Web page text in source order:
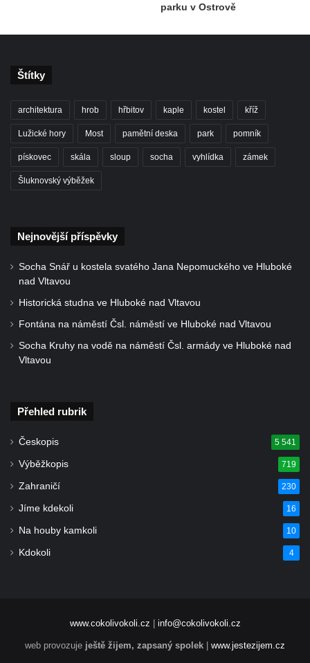
parku v Ostrově
Štítky
architektura hrob hřbitov kaple kostel kříž
Lužické hory Most pamětní deska park pomník
pískovec skála sloup socha vyhlídka zámek
Šluknovský výběžek
Nejnovější příspěvky
Socha Snář u kostela svatého Jana Nepomuckého ve Hluboké
nad Vltavou
Historická studna ve Hluboké nad Vltavou
Fontána na náměstí Čsl. náměstí ve Hluboké nad Vltavou
Socha Kruhy na vodě na náměstí Čsl. armády ve Hluboké nad
Vltavou
Přehled rubrik
Českopis 5 541
Výběžkopis 719
Zahraničí 230
Jíme kdekoli 16
Na houby kamkoli 10
Kdokoli 4
www.cokolivokoli.cz info@cokolivokoli.cz
web provozuje ještě žijem, zapsaný spolek www.jestezijem.cz